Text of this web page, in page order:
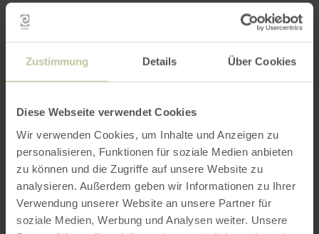
Zustimmung Details Über Cookies
Diese Webseite verwendet Cookies
Wir verwenden Cookies, um Inhalte und Anzeigen zu
personalisieren, Funktionen für soziale Medien anbieten
zu können und die Zugriffe auf unsere Website zu
analysieren. Außerdem geben wir Informationen zu Ihrer
Verwendung unserer Website an unsere Partner für
soziale Medien, Werbung und Analysen weiter. Unsere
Gespielt wird am
Samstag, 12. September
2026, um 19:30 Uhrsowie amSonntag, 13.
September 2026, um 16:00 Uhr
Der Marktplatz öffnet jeweils zwei Stunden vor
Weitere Informationen und Tickets:
https://piraten-abenteuer.de/
Teaser Video:
https://www.youtube.com/watch?
v=TuVo8fVxoXw